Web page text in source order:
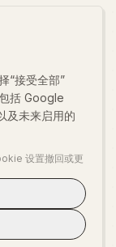
“接受全部”
括 Google
及未来启用的
设置撤回或更